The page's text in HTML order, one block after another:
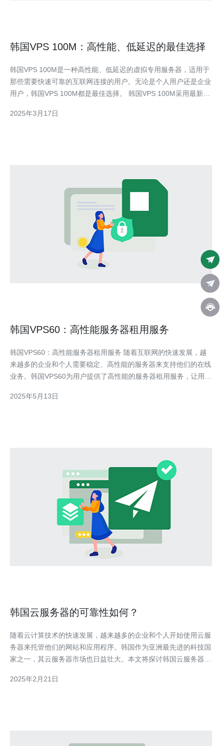
韩国VPS 100M：高性能、低延迟的最佳选择
韩国VPS 100M是一种高性能、低延迟的虚拟专用服务器，适用于
那些需要快速可靠的互联网连接的用户。无论是个人用户还是企业
用户，韩国VPS 100M都是最佳选择。 韩国VPS 100M采用最新的
的处理器和大容量的内存，可以处理大量的数据和任务。无论是运
2025年3月17日
韩国VPS60：高性能服务器租用服务
韩国VPS60：高性能服务器租用服务 随着互联网的快速发展，越
来越多的企业和个人需要稳定、高性能的服务器来支持他们的在线
业务。韩国VPS60为用户提供了高性能的服务器租用服务，让用户
韩国VPS60的服务器采用先进的硬件设备和优化的软件配置，确保
2025年5月13日
韩国云服务器的可靠性如何？
随着云计算技术的快速发展，越来越多的企业和个人开始使用云服
务器来托管他们的网站和应用程序。韩国作为亚洲最先进的科技国
家之一，其云服务器市场也日益壮大。本文将探讨韩国云服务器的
领先的互联网基础设施，其网络连接速度非常快。对于那些需要低
2025年2月21日